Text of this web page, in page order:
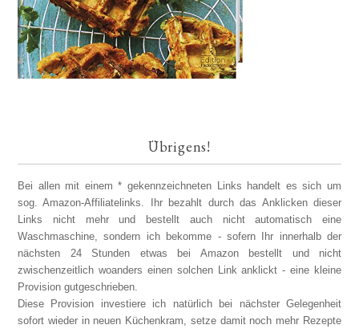
Übrigens!
Bei allen mit einem * gekennzeichneten Links handelt es sich um
sog. Amazon-Affiliatelinks. Ihr bezahlt durch das Anklicken dieser
Links nicht mehr und bestellt auch nicht automatisch eine
Waschmaschine, sondern ich bekomme - sofern Ihr innerhalb der
nächsten 24 Stunden etwas bei Amazon bestellt und nicht
zwischenzeitlich woanders einen solchen Link anklickt - eine kleine
Provision gutgeschrieben.
Diese Provision investiere ich natürlich bei nächster Gelegenheit
sofort wieder in neuen Küchenkram, setze damit noch mehr Rezepte